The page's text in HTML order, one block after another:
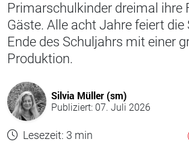
Primarschulkinder dreimal ihre
Gäste. Alle acht Jahre feiert die
Ende des Schuljahrs mit einer
Produktion.
Silvia Müller (sm)
Publiziert: 07. Juli 2026
Lesezeit: 3 min